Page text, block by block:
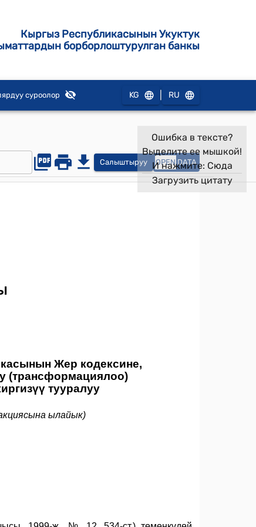
Кыргыз Республикасынын Укуктук
борборлоштурулган банкы
суроолор KG RU
Салыштыруу OPEN DATA
Ошибка в тексте?
Выделите ее мышкой!
И нажмите: Сюда
Загрузить цитату